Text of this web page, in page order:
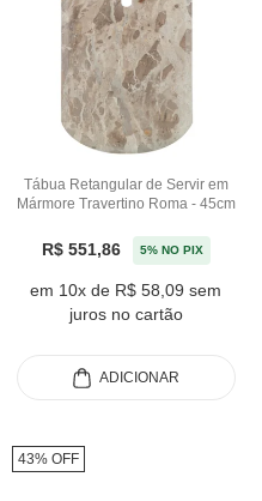
Tábua Retangular de Servir em
Mármore Travertino Roma - 45cm
R$ 551,86 5% NO PIX
em 10x de R$ 58,09 sem
juros no cartão
ADICIONAR
43% OFF